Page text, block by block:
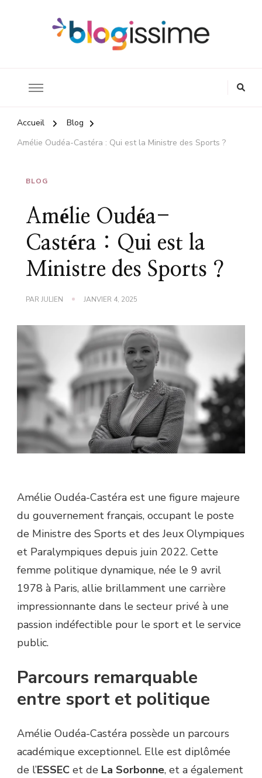
Accueil
Blog
Amélie Oudéa-Castéra : Qui est la Ministre des Sports ?
BLOG
Amélie Oudéa-
Castéra : Qui est la
Ministre des Sports ?
PARJULIEN JANVIER 4, 2025
Amélie Oudéa-Castéra est une figure majeure
du gouvernement français, occupant le poste
de Ministre des Sports et des Jeux Olympiques
et Paralympiques depuis juin 2022. Cette
femme politique dynamique, née le 9 avril
1978 à Paris, allie brillamment une carrière
impressionnante dans le secteur privé à une
passion indéfectible pour le sport et le service
public.
Parcours remarquable
entre sport et politique
Amélie Oudéa-Castéra possède un parcours
académique exceptionnel. Elle est diplômée
de l’ESSEC et de La Sorbonne, et a également